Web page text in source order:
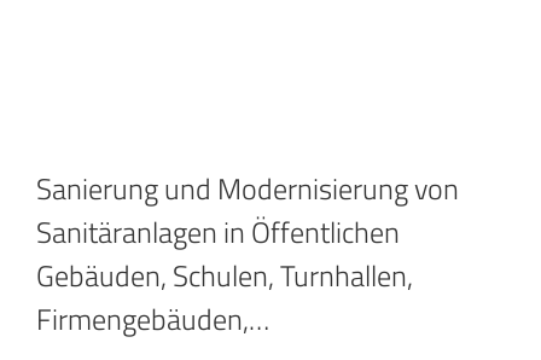
Sanierung und Modernisierung von
Sanitäranlagen in Öffentlichen
Gebäuden, Schulen, Turnhallen,
Firmengebäuden,…